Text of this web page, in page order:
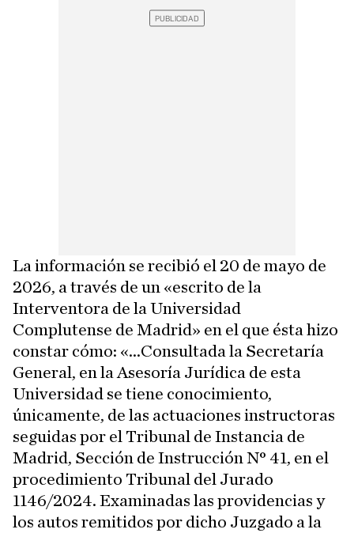
La información se recibió el 20 de mayo de
2026, a través de un «escrito de la
Interventora de la Universidad
Complutense de Madrid» en el que ésta hizo
constar cómo: «...Consultada la Secretaría
General, en la Asesoría Jurídica de esta
Universidad se tiene conocimiento,
únicamente, de las actuaciones instructoras
seguidas por el Tribunal de Instancia de
Madrid, Sección de Instrucción N° 41, en el
procedimiento Tribunal del Jurado
1146/2024. Examinadas las providencias y
los autos remitidos por dicho Juzgado a la